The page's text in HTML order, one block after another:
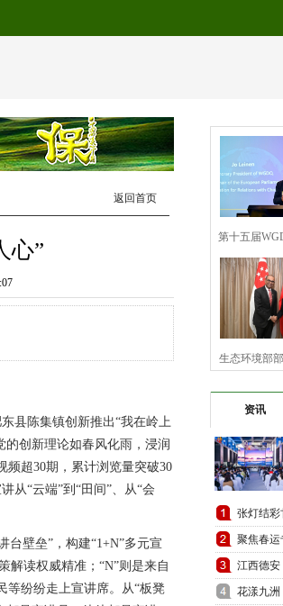
返回首页
心”
县陈集镇创新推出“我在岭上
的创新理论如春风化雨，浸润
频超30期，累计浏览量突破30
从“云端”到“田间”、从“会
台壁垒”，构建“1+N”多元宣
解读权威精准；“N”则是来自
纷纷走上宣讲席。从“板凳